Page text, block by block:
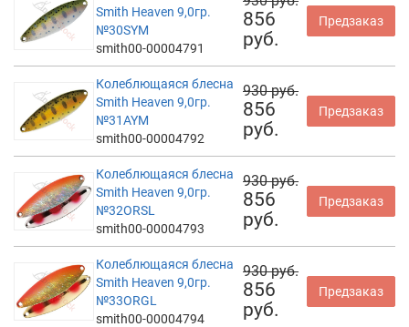
Smith Heaven 9,0гр.
№30SYM
smith00-00004791
856
руб.
Предзаказ
Колеблющаяся блесна
Smith Heaven 9,0гр.
№31AYM
smith00-00004792
930 руб.
856
руб.
Предзаказ
Колеблющаяся блесна
Smith Heaven 9,0гр.
№32ORSL
smith00-00004793
930 руб.
856
руб.
Предзаказ
Колеблющаяся блесна
Smith Heaven 9,0гр.
№33ORGL
smith00-00004794
930 руб.
856
руб.
Предзаказ